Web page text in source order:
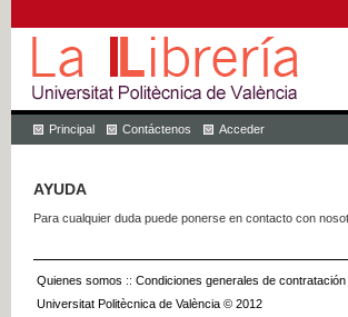
Principal Contáctenos Acceder
AYUDA
Para cualquier duda puede ponerse en contacto con
Quienes somos :: Condiciones generales de contratación
Universitat Politècnica de València © 2012